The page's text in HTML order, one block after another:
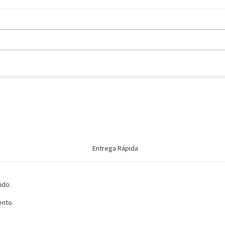
Entrega Rápida